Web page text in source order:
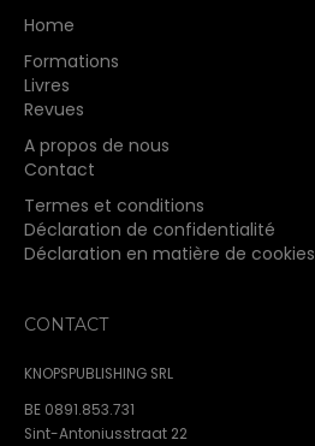
Home
Formations
Livres
Revues
A propos de nous
Contact
Termes et conditions
Déclaration de confidentialité
Déclaration en matière de cookies
CONTACT
KNOPSPUBLISHING SRL
BE 0891.853.731
Sint-Antoniusstraat 22